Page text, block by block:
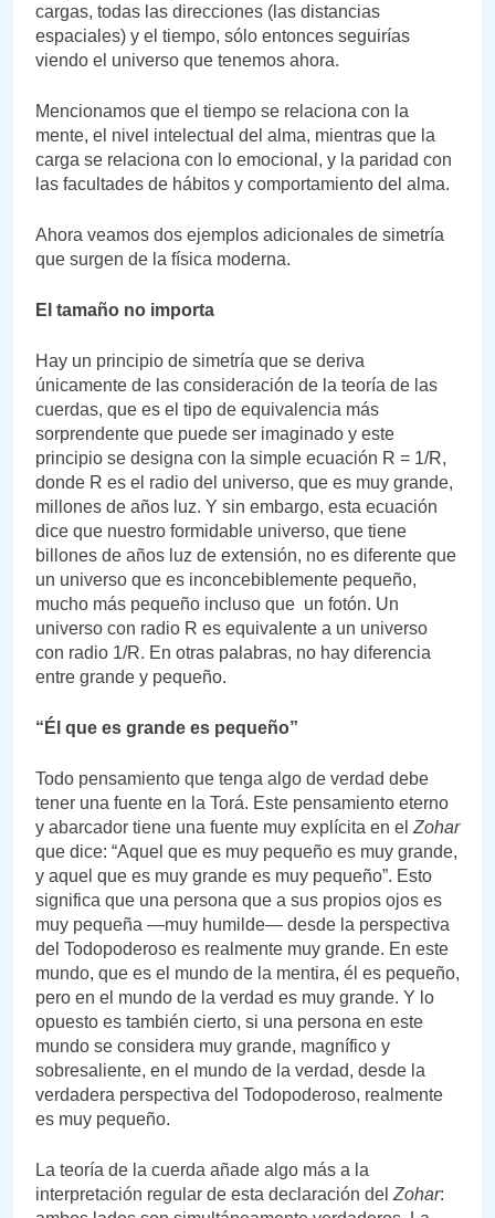
cargas, todas las direcciones (las distancias
espaciales) y el tiempo, sólo entonces seguirías
viendo el universo que tenemos ahora.
Mencionamos que el tiempo se relaciona con la
mente, el nivel intelectual del alma, mientras que la
carga se relaciona con lo emocional, y la paridad con
las facultades de hábitos y comportamiento del alma.
Ahora veamos dos ejemplos adicionales de simetría
que surgen de la física moderna.
El tamaño no importa
Hay un principio de simetría que se deriva
únicamente de las consideración de la teoría de las
cuerdas, que es el tipo de equivalencia más
sorprendente que puede ser imaginado y este
principio se designa con la simple ecuación R = 1/R,
donde R es el radio del universo, que es muy grande,
millones de años luz. Y sin embargo, esta ecuación
dice que nuestro formidable universo, que tiene
billones de años luz de extensión, no es diferente que
un universo que es inconcebiblemente pequeño,
mucho más pequeño incluso que un fotón. Un
universo con radio R es equivalente a un universo
con radio 1/R. En otras palabras, no hay diferencia
entre grande y pequeño.
“Él que es grande es pequeño”
Todo pensamiento que tenga algo de verdad debe
tener una fuente en la Torá. Este pensamiento eterno
y abarcador tiene una fuente muy explícita en el Zohar
que dice: “Aquel que es muy pequeño es muy grande,
y aquel que es muy grande es muy pequeño”. Esto
significa que una persona que a sus propios ojos es
muy pequeña —muy humilde— desde la perspectiva
del Todopoderoso es realmente muy grande. En este
mundo, que es el mundo de la mentira, él es pequeño,
pero en el mundo de la verdad es muy grande. Y lo
opuesto es también cierto, si una persona en este
mundo se considera muy grande, magnífico y
sobresaliente, en el mundo de la verdad, desde la
verdadera perspectiva del Todopoderoso, realmente
es muy pequeño.
La teoría de la cuerda añade algo más a la
interpretación regular de esta declaración del Zohar: